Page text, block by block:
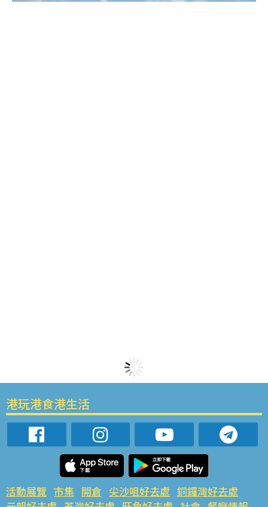
港玩港食港生活
活動展覽 市集 開倉 尖沙咀好去處 銅鑼灣好去處